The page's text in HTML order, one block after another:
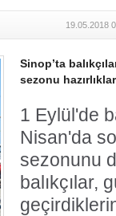
19.05.2018
Sinop’ta
sezonu
1 Eylül'de
Nisan'da
sezonunu
balıkçılar,